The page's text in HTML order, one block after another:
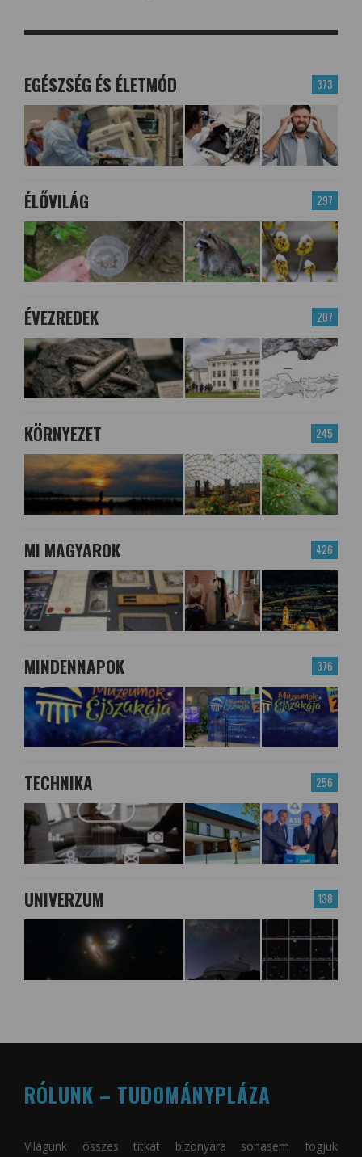
373
EGÉSZSÉG ÉS ÉLETMÓD
297
ÉLŐVILÁG
207
ÉVEZREDEK
245
KÖRNYEZET
426
MI MAGYAROK
376
MINDENNAPOK
256
TECHNIKA
138
UNIVERZUM
RÓLUNK – TUDOMÁNYPLÁZA
Világunk összes titkát bizonyára sohasem fogjuk